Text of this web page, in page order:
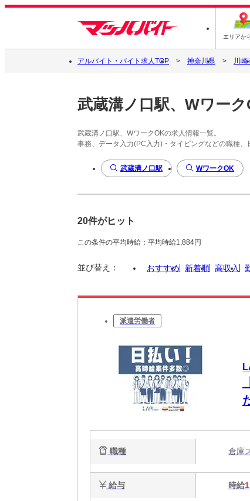
エリアか
アルバイト・バイト求人TOP 神奈川県 川崎
武蔵溝ノ口駅、Wワー
武蔵溝ノ口駅、WワークOKの求人情報一覧。
事務、データ入力(PC入力)・タイピングなどの職種
武蔵溝ノ口駅 WワークOK
20件がヒット
この条件の平均時給：平均時給1,884円
並び替え： おすすめ 新着順 高収入
派遣労働者
職種 倉庫
給与 時給